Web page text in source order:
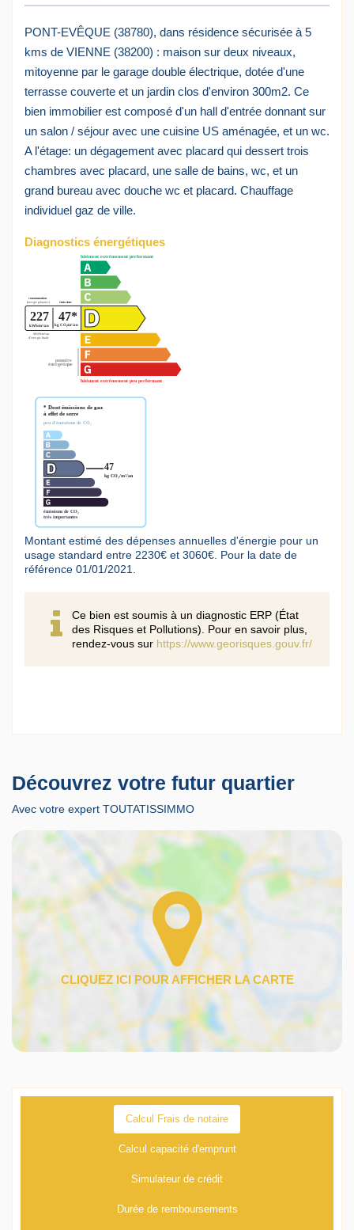
PONT-EVÊQUE (38780), dans résidence sécurisée à 5
kms de VIENNE (38200) : maison sur deux niveaux,
mitoyenne par le garage double électrique, dotée d'une
terrasse couverte et un jardin clos d'environ 300m2. Ce
bien immobilier est composé d'un hall d'entrée donnant sur
un salon / séjour avec une cuisine US aménagée, et un wc.
A l'étage: un dégagement avec placard qui dessert trois
chambres avec placard, une salle de bains, wc, et un
grand bureau avec douche wc et placard. Chauffage
individuel gaz de ville.
Diagnostics énergétiques
Montant estimé des dépenses annuelles d'énergie pour un
usage standard entre 2230€ et 3060€. Pour la date de
référence 01/01/2021.
Ce bien est soumis à un diagnostic ERP (État
des Risques et Pollutions). Pour en savoir plus,
rendez-vous sur https://www.georisques.gouv.fr/
Découvrez votre futur quartier
Avec votre expert TOUTATISSIMMO
Calcul Frais de notaire
Calcul capacité d'emprunt
Simulateur de crédit
Durée de remboursements